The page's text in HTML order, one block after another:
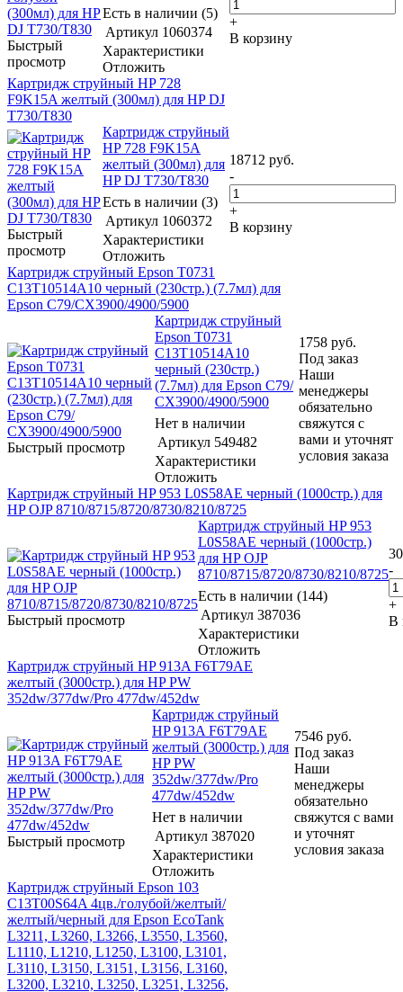
Быстрый
просмотр
Есть в наличии (5)
Артикул 1060374
Характеристики
Отложить
+
В корзину
Картридж струйный HP 728
F9K15A желтый (300мл) для HP DJ
T730/T830
Быстрый
просмотр
Картридж струйный
HP 728 F9K15A
желтый (300мл) для
HP DJ T730/T830
Есть в наличии (3)
Артикул 1060372
Характеристики
Отложить
18712 руб.
-
+
В корзину
Картридж струйный Epson T0731
C13T10514A10 черный (230стр.) (7.7мл) для
Epson С79/СХ3900/4900/5900
Быстрый просмотр
Картридж струйный
Epson T0731
C13T10514A10
черный (230стр.)
(7.7мл) для Epson С79/
СХ3900/4900/5900
Нет в наличии
Артикул 549482
Характеристики
Отложить
1758 руб.
Под заказ
Наши
менеджеры
обязательно
свяжутся с
вами и уточнят
условия заказа
Картридж струйный HP 953 L0S58AE черный (1000стр.) для
HP OJP 8710/8715/8720/8730/8210/8725
Быстрый просмотр
Картридж струйный HP 953
L0S58AE черный (1000стр.)
для HP OJP
8710/8715/8720/8730/8210/8725
Есть в наличии (144)
Артикул 387036
Характеристики
Отложить
-
+
В
Картридж струйный HP 913A F6T79AE
желтый (3000стр.) для HP PW
352dw/377dw/Pro 477dw/452dw
Быстрый просмотр
Картридж струйный
HP 913A F6T79AE
желтый (3000стр.) для
HP PW
352dw/377dw/Pro
477dw/452dw
Нет в наличии
Артикул 387020
Характеристики
Отложить
7546 руб.
Под заказ
Наши
менеджеры
обязательно
свяжутся с вами
и уточнят
условия заказа
Картридж струйный Epson 103
C13T00S64A 4цв./голубой/желтый/
желтый/черный для Epson EcoTank
L3211, L3260, L3266, L3550, L3560,
L1110, L1210, L1250, L3100, L3101,
L3110, L3150, L3151, L3156, L3160,
L3200, L3210, L3250, L3251, L3256,